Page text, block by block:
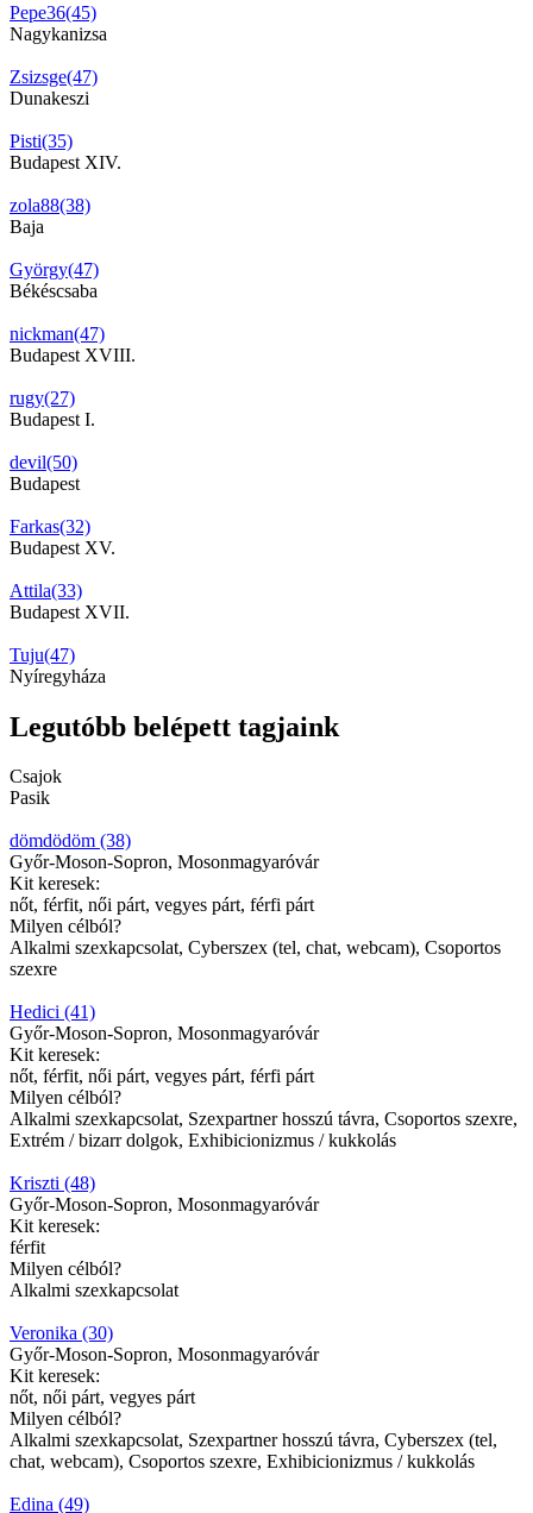
Pepe36(45)
Nagykanizsa
Zsizsge(47)
Dunakeszi
Pisti(35)
Budapest XIV.
zola88(38)
Baja
György(47)
Békéscsaba
nickman(47)
Budapest XVIII.
rugy(27)
Budapest I.
devil(50)
Budapest
Farkas(32)
Budapest XV.
Attila(33)
Budapest XVII.
Tuju(47)
Nyíregyháza
Legutóbb belépett tagjaink
Csajok
Pasik
dömdödöm (38)
Győr-Moson-Sopron, Mosonmagyaróvár
Kit keresek:
nőt, férfit, női párt, vegyes párt, férfi párt
Milyen célból?
Alkalmi szexkapcsolat, Cyberszex (tel, chat, webcam), Csoportos
szexre
Hedici (41)
Győr-Moson-Sopron, Mosonmagyaróvár
Kit keresek:
nőt, férfit, női párt, vegyes párt, férfi párt
Milyen célból?
Alkalmi szexkapcsolat, Szexpartner hosszú távra, Csoportos szexre,
Extrém / bizarr dolgok, Exhibicionizmus / kukkolás
Kriszti (48)
Győr-Moson-Sopron, Mosonmagyaróvár
Kit keresek:
férfit
Milyen célból?
Alkalmi szexkapcsolat
Veronika (30)
Győr-Moson-Sopron, Mosonmagyaróvár
Kit keresek:
nőt, női párt, vegyes párt
Milyen célból?
Alkalmi szexkapcsolat, Szexpartner hosszú távra, Cyberszex (tel,
chat, webcam), Csoportos szexre, Exhibicionizmus / kukkolás
Edina (49)